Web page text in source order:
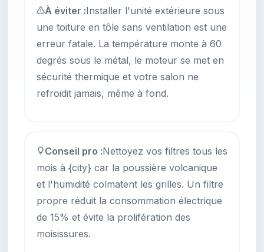
À éviter :Installer l'unité extérieure sous
une toiture en tôle sans ventilation est une
erreur fatale. La température monte à 60
degrés sous le métal, le moteur se met en
sécurité thermique et votre salon ne
refroidit jamais, même à fond.
Conseil pro :Nettoyez vos filtres tous les
mois à {city} car la poussière volcanique
et l'humidité colmatent les grilles. Un filtre
propre réduit la consommation électrique
de 15% et évite la prolifération des
moisissures.